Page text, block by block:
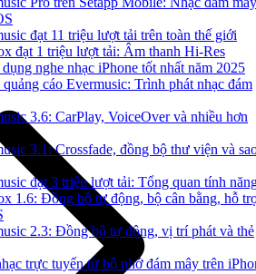
đạt 11 triệu lượt tải trên toàn thế giới
đạt 1 triệu lượt tải: Âm thanh Hi-Res
nghe nhạc iPhone tốt nhất năm 2025
cáo Evermusic: Trình phát nhạc đám
3.6: CarPlay, VoiceOver và nhiều hơn
3.1: Crossfade, đồng bộ thư viện và
đạt 3 triệu lượt tải: Tổng quan tính
1.6: Đồng bộ tự động, bộ cân bằng, hỗ
2.3: Đồng bộ tự động, vị trí phát và thẻ
trực tuyến từ bộ nhớ đám mây trên